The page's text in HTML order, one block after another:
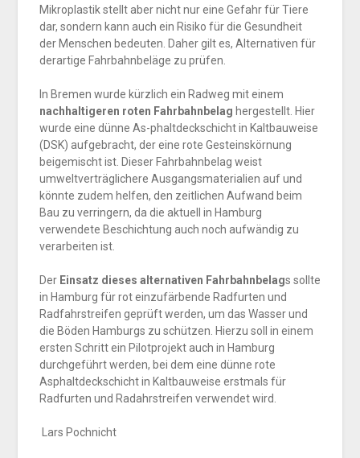
Mikroplastik stellt aber nicht nur eine Gefahr für Tiere
dar, sondern kann auch ein Risiko für die Gesundheit
der Menschen bedeuten. Daher gilt es, Alternativen für
derartige Fahrbahnbeläge zu prüfen.
In Bremen wurde kürzlich ein Radweg mit einem
nachhaltigeren roten Fahrbahnbelag hergestellt. Hier
wurde eine dünne As-phaltdeckschicht in Kaltbauweise
(DSK) aufgebracht, der eine rote Gesteinskörnung
beigemischt ist. Dieser Fahrbahnbelag weist
umweltverträglichere Ausgangsmaterialien auf und
könnte zudem helfen, den zeitlichen Aufwand beim
Bau zu verringern, da die aktuell in Hamburg
verwendete Beschichtung auch noch aufwändig zu
verarbeiten ist.
Der Einsatz dieses alternativen Fahrbahnbelags sollte
in Hamburg für rot einzufärbende Radfurten und
Radfahrstreifen geprüft werden, um das Wasser und
die Böden Hamburgs zu schützen. Hierzu soll in einem
ersten Schritt ein Pilotprojekt auch in Hamburg
durchgeführt werden, bei dem eine dünne rote
Asphaltdeckschicht in Kaltbauweise erstmals für
Radfurten und Radahrstreifen verwendet wird.
Lars Pochnicht